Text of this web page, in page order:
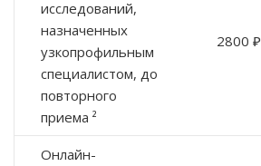
исследований,
назначенных
узкопрофильным
специалистом, до
повторного
приема ²
2800 ₽
Онлайн-